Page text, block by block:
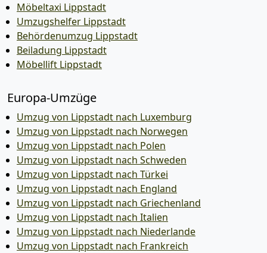
Möbeltaxi Lippstadt
Umzugshelfer Lippstadt
Behördenumzug Lippstadt
Beiladung Lippstadt
Möbellift Lippstadt
Europa-Umzüge
Umzug von Lippstadt nach Luxemburg
Umzug von Lippstadt nach Norwegen
Umzug von Lippstadt nach Polen
Umzug von Lippstadt nach Schweden
Umzug von Lippstadt nach Türkei
Umzug von Lippstadt nach England
Umzug von Lippstadt nach Griechenland
Umzug von Lippstadt nach Italien
Umzug von Lippstadt nach Niederlande
Umzug von Lippstadt nach Frankreich